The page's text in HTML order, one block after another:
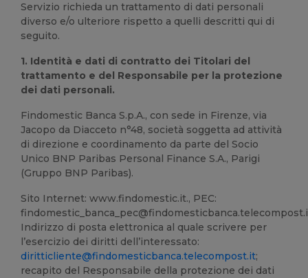
Servizio richieda un trattamento di dati personali
diverso e/o ulteriore rispetto a quelli descritti qui di
seguito.
1. Identità e dati di contratto dei Titolari del
trattamento e del Responsabile per la protezione
dei dati personali.
Findomestic Banca S.p.A., con sede in Firenze, via
Jacopo da Diacceto n°48, società soggetta ad attività
di direzione e coordinamento da parte del Socio
Unico BNP Paribas Personal Finance S.A., Parigi
(Gruppo BNP Paribas).
Sito Internet: www.findomestic.it., PEC:
Indirizzo di posta elettronica al quale scrivere per
l’esercizio dei diritti dell’interessato:
diritticliente@findomesticbanca.telecompost.it;
recapito del Responsabile della protezione dei dati